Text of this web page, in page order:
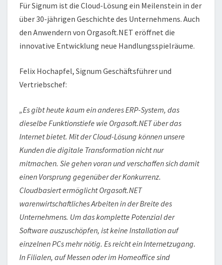
Für Signum ist die Cloud-Lösung ein Meilenstein in der
über 30-jährigen Geschichte des Unternehmens. Auch
den Anwendern von Orgasoft.NET eröffnet die
innovative Entwicklung neue Handlungsspielräume.
Felix Hochapfel, Signum Geschäftsführer und
Vertriebschef:
„Es gibt heute kaum ein anderes ERP-System, das
dieselbe Funktionstiefe wie Orgasoft.NET über das
Internet bietet. Mit der Cloud-Lösung können unsere
Kunden die digitale Transformation nicht nur
mitmachen. Sie gehen voran und verschaffen sich damit
einen Vorsprung gegenüber der Konkurrenz.
Cloudbasiert ermöglicht Orgasoft.NET
warenwirtschaftliches Arbeiten in der Breite des
Unternehmens. Um das komplette Potenzial der
Software auszuschöpfen, ist keine Installation auf
einzelnen PCs mehr nötig. Es reicht ein Internetzugang.
In Filialen, auf Messen oder im Homeoffice sind